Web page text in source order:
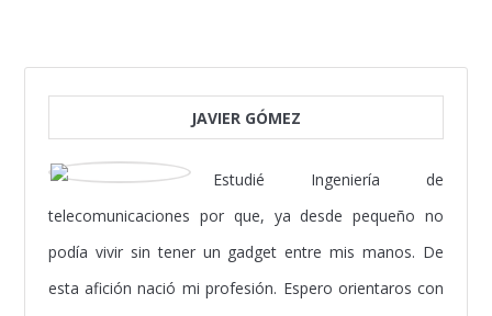
JAVIER GÓMEZ
Estudié Ingeniería de
telecomunicaciones por que, ya desde pequeño no
podía vivir sin tener un gadget entre mis manos. De
esta afición nació mi profesión. Espero orientaros con